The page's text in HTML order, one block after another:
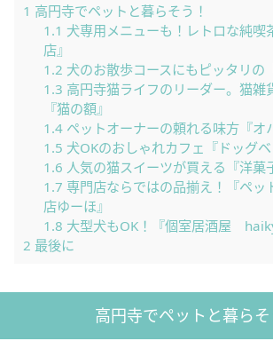
1 高円寺でペットと暮らそう！
1.1 犬専用メニューも！レトロな純喫
店』
1.2 犬のお散歩コースにもピッタリの
1.3 高円寺猫ライフのリーダー。猫雑
『猫の額』
1.4ペットオーナーの頼れる味方『オ
1.5 犬OKのおしゃれカフェ『ドッグベ
1.6 人気の猫スイーツが買える『洋菓
1.7 専門店ならではの品揃え！『ペッ
店ゆーほ』
1.8 大型犬もOK！『個室居酒屋
2 最後に
高円寺でペットと暮らそ